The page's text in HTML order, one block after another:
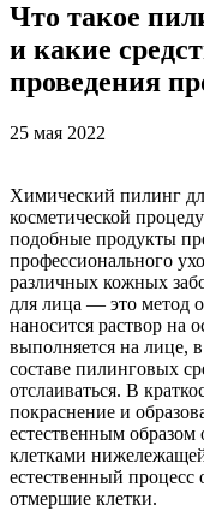
Что такое
и какие
проведения
25 мая 2022
Химический пилинг
косметической
подобные продукты
профессионального
различных кожных
для лица — это метод
наносится раствор на
выполняется на лице,
составе пилинговых
отслаиваться. В
покраснение и
естественным
клетками
естественный процесс
отмершие клетки.